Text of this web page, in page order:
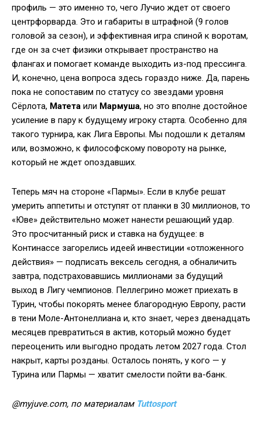
профиль — это именно то, чего Лучио ждет от своего
центрфорварда. Это и габариты в штрафной (9 голов
головой за сезон), и эффективная игра спиной к воротам,
где он за счет физики открывает пространство на
флангах и помогает команде выходить из-под прессинга.
И, конечно, цена вопроса здесь гораздо ниже. Да, парень
пока не сопоставим по статусу со звездами уровня
Сёрлота, Матета или Мармуша, но это вполне достойное
усиление в пару к будущему игроку старта. Особенно для
такого турнира, как Лига Европы. Мы подошли к деталям
или, возможно, к философскому повороту на рынке,
который не ждет опоздавших.
Теперь мяч на стороне «Пармы». Если в клубе решат
умерить аппетиты и отступят от планки в 30 миллионов, то
«Юве» действительно может нанести решающий удар.
Это просчитанный риск и ставка на будущее: в
Континассе загорелись идеей инвестиции «отложенного
действия» — подписать вексель сегодня, а обналичить
завтра, подстраховавшись миллионами за будущий
выход в Лигу чемпионов. Пеллегрино может приехать в
Турин, чтобы покорять менее благородную Европу, расти
в тени Моле-Антонеллиана и, кто знает, через двенадцать
месяцев превратиться в актив, который можно будет
переоценить или выгодно продать летом 2027 года. Стол
накрыт, карты розданы. Осталось понять, у кого — у
Турина или Пармы — хватит смелости пойти ва-банк.
@myjuve.com, по материалам Tuttosport